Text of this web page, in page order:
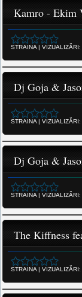
Kamro - Ekim
STRAINA| VIZUALIZĂRI:
Dj Goja &
STRAINA| VIZUALIZĂRI:
Dj Goja &
STRAINA| VIZUALIZĂRI:
The Kiffness
STRAINA| VIZUALIZĂRI: